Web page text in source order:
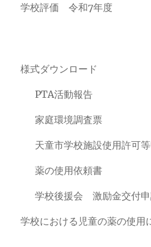
学校評価 令和7年度
様式ダウンロード
PTA活動報告
家庭環境調査票
天童市学校施設使用許可
薬の使用依頼書
学校後援会 激励金交付申
学校における児童の薬の使用